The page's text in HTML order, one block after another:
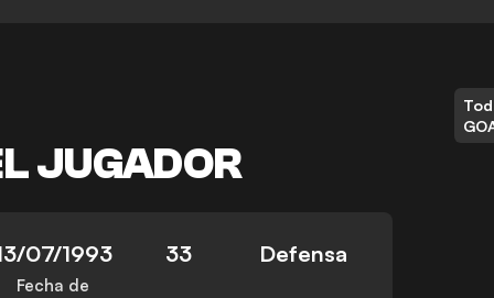
JUGADOR
07/1993
Fecha de
33 Defensa